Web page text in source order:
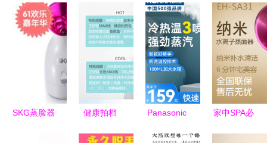
SKG蒸脸器
健康拍档
Panasonic
家中SPA必